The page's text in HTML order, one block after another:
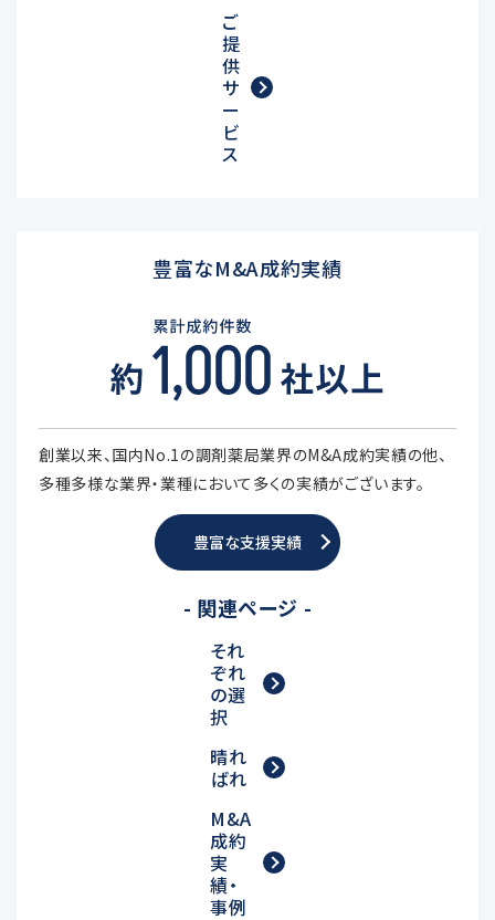
ご
提
供
サ
ー
ビ
ス
豊富なM&A成約実績
創業以来、国内No.1の調剤薬局業界のM&A成約実績の他、
多種多様な業界・業種において多くの実績がございます。
豊富な支援実績
- 関連ページ -
それ
ぞれ
の選
択
晴れ
ばれ
M&A
成約
実
績・
事例